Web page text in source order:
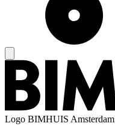
Logo BIMHUIS Amsterdam